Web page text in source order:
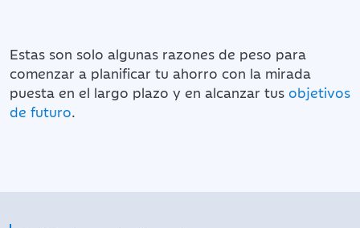
Estas son solo algunas razones de peso para
comenzar a planificar tu ahorro con la mirada
puesta en el largo plazo y en alcanzar tus objetivos
de futuro.